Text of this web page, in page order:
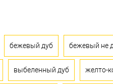
бежевый дуб бежевый не
выбеленный дуб желто-